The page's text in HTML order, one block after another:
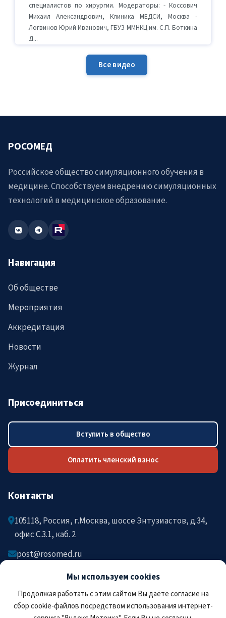
Мы используем cookies
Продолжая работать с этим сайтом Вы даёте согласие на
сбор cookie-файлов посредством использования интернет-
специалистов по хирургии. Модераторы: - Коссович
Михаил Александрович, Клиника МЕДСИ, Москва -
Логвинов Юрий Иванович, ГБУЗ ММНКЦ им. С.П. Боткина
Д...
Все видео
РОСОМЕД
Российское общество симуляционного обучения в
медицине. Способствуем внедрению симуляционных
технологий в медицинское образование.
Навигация
Об обществе
Мероприятия
Аккредитация
Новости
Журнал
Присоединиться
Вступить в общество
Оплатить членский взнос
Контакты
105118, Россия, г.Москва, шоссе Энтузиастов, д.34,
офис C.3.1, каб. 2
post@rosomed.ru
+7-903-729-09-87
+7-910-880-36-92